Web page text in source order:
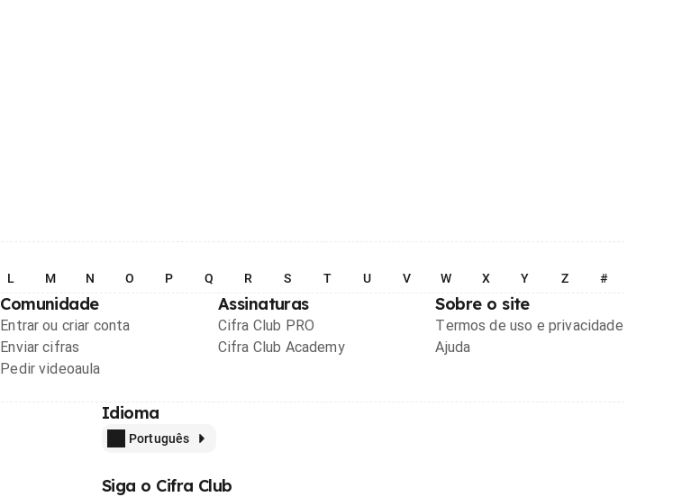
L M N O P Q R S T U V W X Y Z #
Comunidade
Entrar ou criar conta
Enviar cifras
Pedir videoaula
Assinaturas
Cifra Club PRO
Cifra Club Academy
Sobre o site
Termos de uso e privacidade
Ajuda
Idioma
Português
Siga o Cifra Club